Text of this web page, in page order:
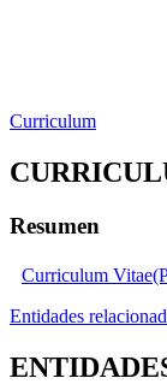
Curriculum
Resumen
Curriculum
Entidades